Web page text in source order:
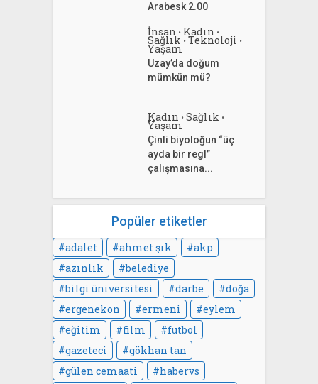
Arabesk 2.00
İnsan • Kadın •
Sağlık • Teknoloji •
Yaşam
Uzay’da doğum
mümkün mü?
Kadın • Sağlık •
Yaşam
Çinli biyoloğun “üç
ayda bir regl”
çalışmasına...
Popüler etiketler
adalet ahmet şık
akp
azınlık
belediye
bilgi üniversitesi
darbe
doğa
ergenekon
ermeni
eylem
eğitim
film
futbol
gazeteci
gökhan tan
gülen cemaati
habervs